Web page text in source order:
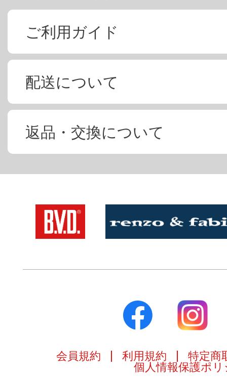
ご利用ガイド
配送について
返品・交換について
会員規約 利用規約
特定商
個人情報保護ポリ